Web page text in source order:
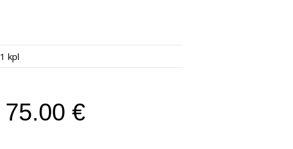
1 kpl
75.00 €